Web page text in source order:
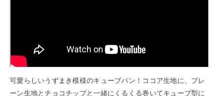
可愛らしいうずまき模様のキューブパン！ココア生地に、プレ
ーン生地とチョコチップと一緒にくるくる巻いてキューブ型に